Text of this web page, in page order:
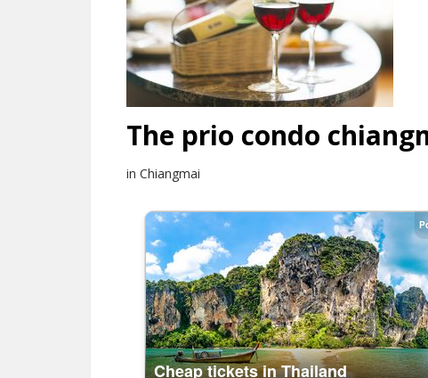
The prio condo
in Chiangmai